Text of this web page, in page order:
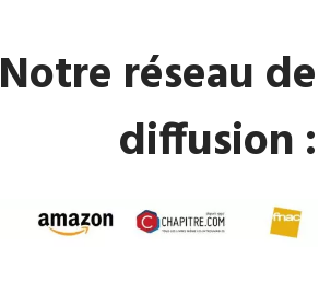
​Notre réseau de
diffusion :